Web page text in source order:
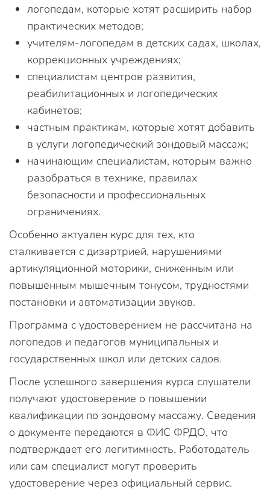
логопедам, которые хотят расширить набор
практических методов;
учителям-логопедам в детских садах, школах,
коррекционных учреждениях;
специалистам центров развития,
реабилитационных и логопедических
кабинетов;
частным практикам, которые хотят добавить
в услуги логопедический зондовый массаж;
начинающим специалистам, которым важно
разобраться в технике, правилах
безопасности и профессиональных
ограничениях.
Особенно актуален курс для тех, кто
сталкивается с дизартрией, нарушениями
артикуляционной моторики, сниженным или
повышенным мышечным тонусом, трудностями
постановки и автоматизации звуков.
Программа с удостоверением не рассчитана на
логопедов и педагогов муниципальных и
государственных школ или детских садов.
После успешного завершения курса слушатели
получают удостоверение о повышении
квалификации по зондовому массажу. Сведения
о документе передаются в ФИС ФРДО, что
подтверждает его легитимность. Работодатель
или сам специалист могут проверить
удостоверение через официальный сервис.